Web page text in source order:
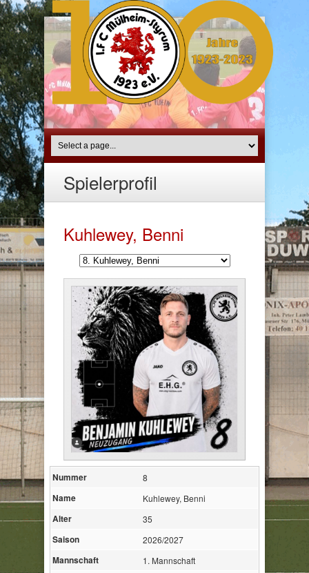
Spielerprofil
Kuhlewey, Benni
Nummer 8
Name Kuhlewey, Benni
Alter 35
Saison 2026/2027
Mannschaft 1. Mannschaft